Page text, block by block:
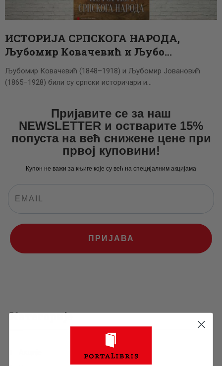
ИСТОРИЈА СРПСКОГА НАРОДА,
Љубомир Ковачевић и Љубо…
Љубомир Ковачевић (1848–1918) и Љубомир Јовановић
(1865–1928) били су српски историчари и…
Пријавите се за наш
NEWSLETTER и остварите 15%
попуста на већ снижене цене при
првој куповини!
Купон не важи за књиге које су већ на специјалним акцијама
ПРИЈАВА
Категорије